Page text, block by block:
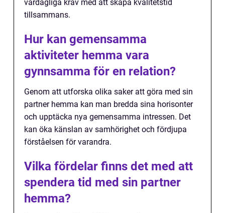
vardagliga krav med att skapa kvalitetstid
tillsammans.
Hur kan gemensamma
aktiviteter hemma vara
gynnsamma för en relation?
Genom att utforska olika saker att göra med sin
partner hemma kan man bredda sina horisonter
och upptäcka nya gemensamma intressen. Det
kan öka känslan av samhörighet och fördjupa
förståelsen för varandra.
Vilka fördelar finns det med att
spendera tid med sin partner
hemma?